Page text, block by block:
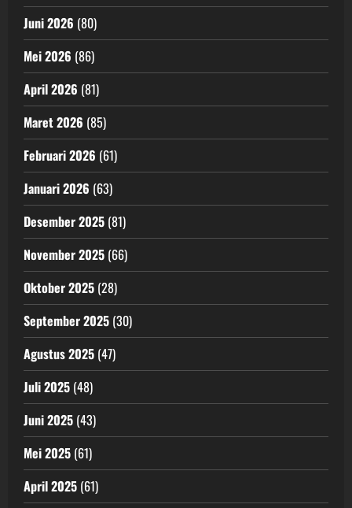
Juni 2026 (80)
Mei 2026 (86)
April 2026 (81)
Maret 2026 (85)
Februari 2026 (61)
Januari 2026 (63)
Desember 2025 (81)
November 2025 (66)
Oktober 2025 (28)
September 2025 (30)
Agustus 2025 (47)
Juli 2025 (48)
Juni 2025 (43)
Mei 2025 (61)
April 2025 (61)